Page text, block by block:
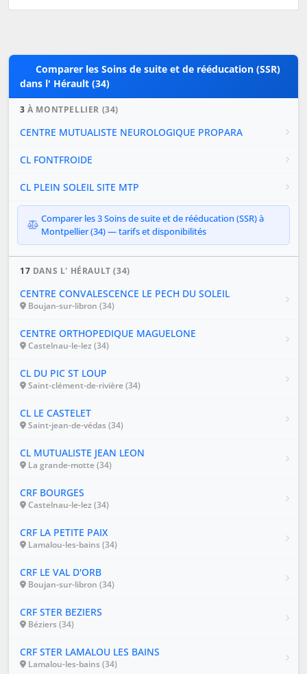
Comparer les Soins de suite et de rééducation (SSR)
dans l' Hérault (34)
3 À MONTPELLIER (34)
CENTRE MUTUALISTE NEUROLOGIQUE PROPARA
CL FONTFROIDE
CL PLEIN SOLEIL SITE MTP
Comparer les 3 Soins de suite et de rééducation (SSR) à
Montpellier (34) — tarifs et disponibilités
17 DANS L' HÉRAULT (34)
CENTRE CONVALESCENCE LE PECH DU SOLEIL
Boujan-sur-libron (34)
CENTRE ORTHOPEDIQUE MAGUELONE
Castelnau-le-lez (34)
CL DU PIC ST LOUP
Saint-clément-de-rivière (34)
CL LE CASTELET
Saint-jean-de-védas (34)
CL MUTUALISTE JEAN LEON
La grande-motte (34)
CRF BOURGES
Castelnau-le-lez (34)
CRF LA PETITE PAIX
Lamalou-les-bains (34)
CRF LE VAL D'ORB
Boujan-sur-libron (34)
CRF STER BEZIERS
Béziers (34)
CRF STER LAMALOU LES BAINS
Lamalou-les-bains (34)